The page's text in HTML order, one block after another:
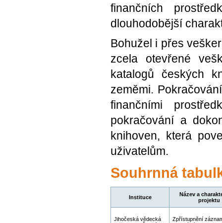
finančních
dlouhodobější
Bohužel i přes
zcela otevřené
katalogů českých
zeměmi.
finančními
pokračování a
knihoven, která
uživatelům.
Souhrnná
Instituce
Název a
projektu
Jihočeská vědecká
Zpřístupnění